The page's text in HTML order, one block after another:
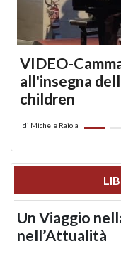
VIDEO-
all'insegna
children
di Michele Raiola
Un Viaggio
nell’Attualità